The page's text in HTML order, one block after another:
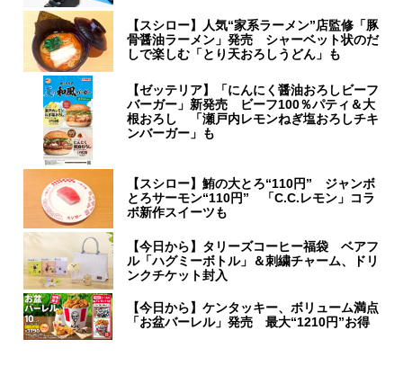
【スシロー】人気“家系ラーメン”店監修「豚
骨醤油ラーメン」発売 シャーベット状のだ
しで楽しむ「とり天おろしうどん」も
【ゼッテリア】「にんにく醤油おろしビーフ
バーガー」新発売 ビーフ100％パティ＆大
根おろし 「瀬戸内レモンねぎ塩おろしチキ
ンバーガー」も
【スシロー】鮪の大とろ“110円” ジャンボ
とろサーモン“110円” 「C.C.レモン」コラ
ボ新作スイーツも
【今日から】タリーズコーヒー福袋 ベアフ
ル「ハグミーボトル」＆刺繍チャーム、ドリ
ンクチケット封入
【今日から】ケンタッキー、ボリューム満点
「お盆バーレル」発売 最大“1210円”お得